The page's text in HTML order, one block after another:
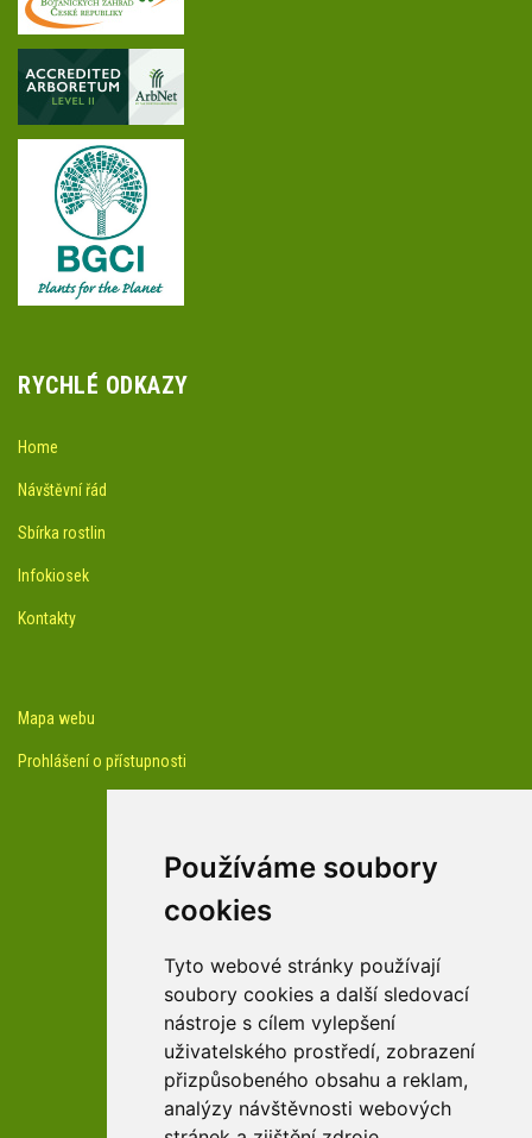
Používáme soubory
cookies
Tyto webové stránky používají
soubory cookies a další sledovací
nástroje s cílem vylepšení
uživatelského prostředí, zobrazení
přizpůsobeného obsahu a reklam,
analýzy návštěvnosti webových
RYCHLÉ ODKAZY
Home
Návštěvní řád
Sbírka rostlin
Infokiosek
Kontakty
Mapa webu
Prohlášení o přístupnosti
Youtube kanál arboreta